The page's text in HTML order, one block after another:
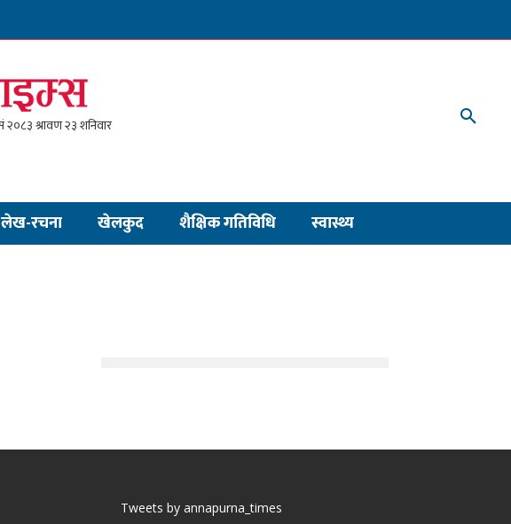
लेख-रचना खेलकुद शैक्षिक गतिविधि स्वास्थ्य
Tweets by annapurna_times